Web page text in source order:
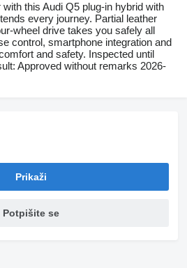
this Audi Q5 plug-in hybrid with
every journey. Partial leather
wheel drive takes you safely all
control, smartphone integration and
and safety. Inspected until
Approved without remarks 2026-
Prikaži
Potpišite se